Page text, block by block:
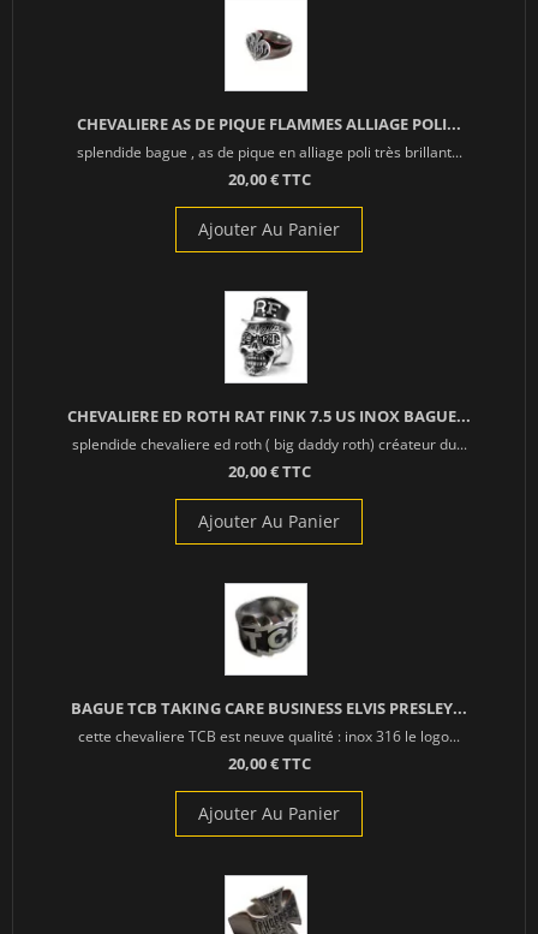
CHEVALIERE AS DE PIQUE FLAMMES ALLIAGE POLI...
splendide bague , as de pique en alliage poli très brillant...
20,00 € TTC
Ajouter Au Panier
CHEVALIERE ED ROTH RAT FINK 7.5 US INOX BAGUE...
splendide chevaliere ed roth ( big daddy roth) créateur du...
20,00 € TTC
Ajouter Au Panier
BAGUE TCB TAKING CARE BUSINESS ELVIS PRESLEY...
cette chevaliere TCB est neuve qualité : inox 316 le logo...
20,00 € TTC
Ajouter Au Panier